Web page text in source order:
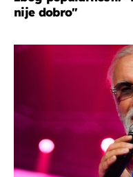
nije dobro"